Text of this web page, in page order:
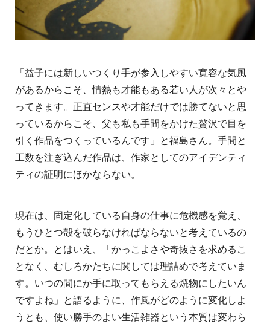
「益子には新しいつくり手が参入しやすい寛容な気風
があるからこそ、情熱も才能もある若い人が次々とや
ってきます。正直センスや才能だけでは勝てないと思
っているからこそ、父も私も手間をかけた贅沢で目を
引く作品をつくっているんです」と福島さん。手間と
工数を注ぎ込んだ作品は、作家としてのアイデンティ
ティの証明にほかならない。
現在は、固定化している自身の仕事に危機感を覚え、
もうひとつ殻を破らなければならないと考えているの
だとか。とはいえ、「かっこよさや奇抜さを求めるこ
となく、むしろかたちに関しては理詰めで考えていま
す。いつの間にか手に取ってもらえる焼物にしたいん
ですよね」と語るように、作風がどのように変化しよ
うとも、使い勝手のよい生活雑器という本質は変わら